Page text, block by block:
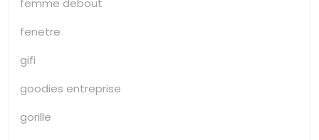
femme debout
fenetre
gifi
goodies entreprise
gorille